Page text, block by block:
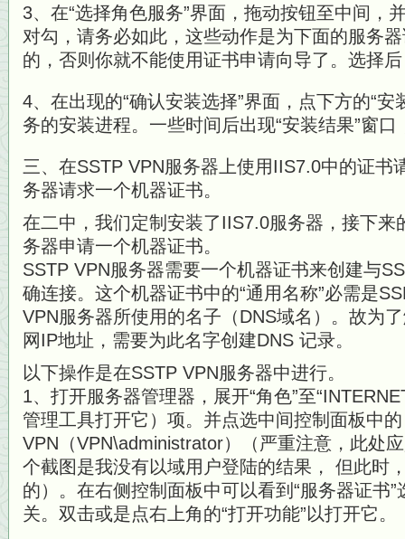
3、在“选择角色服务”界面，拖动按钮至中间，
对勾，请务必如此，这些动作是为下面的服务
的，否则你就不能使用证书申请向导了。选择
4、在出现的“确认安装选择”界面，点下方的“
务的安装进程。一些时间后出现“安装结果”窗口
三、在SSTP VPN服务器上使用IIS7.0中的证书
务器请求一个机器证书。
在二中，我们定制安装了IIS7.0服务器，接下来
务器申请一个机器证书。
SSTP VPN服务器需要一个机器证书来创建与
确连接。这个机器证书中的“通用名称”必需是
VPN服务器所使用的名子（DNS域名）。故为
网IP地址，需要为此名字创建DNS 记录。
以下操作是在SSTP VPN服务器中进行。
1、打开服务器管理器，展开“角色”至
管理工具打开它）项。并点选中间控制面板中的
VPN（VPN\administrator）（严重注意，此处
个截图是我没有以域用户登陆的结果， 但此时
的）。在右侧控制面板中可以看到“服务器证书
关。双击或是点右上角的“打开功能”以打开它。